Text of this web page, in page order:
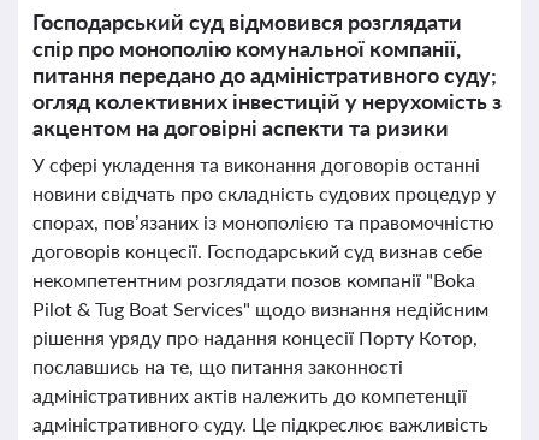
Господарський суд відмовився розглядати
спір про монополію комунальної компанії,
питання передано до адміністративного суду;
огляд колективних інвестицій у нерухомість з
акцентом на договірні аспекти та ризики
У сфері укладення та виконання договорів останні
новини свідчать про складність судових процедур у
спорах, пов’язаних із монополією та правомочністю
договорів концесії. Господарський суд визнав себе
некомпетентним розглядати позов компанії "Boka
Pilot & Tug Boat Services" щодо визнання недійсним
рішення уряду про надання концесії Порту Котор,
пославшись на те, що питання законності
адміністративних актів належить до компетенції
адміністративного суду. Це підкреслює важливість